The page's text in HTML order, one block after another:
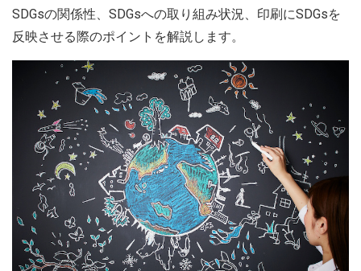
SDGsの関係性、SDGsへの取り組み状況、印刷にSDGsを
反映させる際のポイントを解説します。